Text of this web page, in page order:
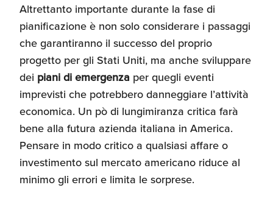
Altrettanto importante durante la fase di
pianificazione è non solo considerare i passaggi
che garantiranno il successo del proprio
progetto per gli Stati Uniti, ma anche sviluppare
dei piani di emergenza per quegli eventi
imprevisti che potrebbero danneggiare l’attività
economica. Un pò di lungimiranza critica farà
bene alla futura azienda italiana in America.
Pensare in modo critico a qualsiasi affare o
investimento sul mercato americano riduce al
minimo gli errori e limita le sorprese.